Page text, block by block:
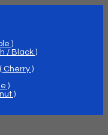
)
/ Black )
Cherry )
)
)